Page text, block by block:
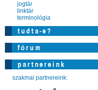
jogtár
linktár
terminológia
szakmai partnereink: